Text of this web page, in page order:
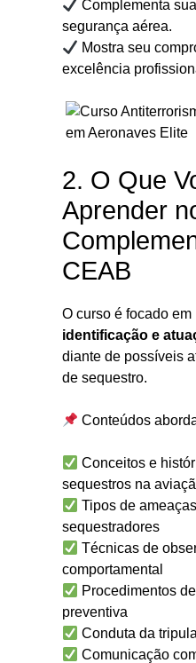
Complementa
segurança aérea.
Mostra seu
excelência
2. O Que
Aprender
CEAB
O curso é focado em
identificação e
diante de possíveis
de sequestro.
Conteúdos
Conceitos e
sequestros na
Tipos de
sequestradores
Técnicas de
comportamental
Procedimentos
preventiva
Conduta da
Comunicação